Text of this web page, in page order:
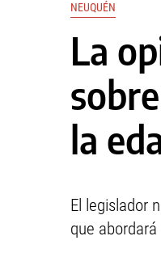
NEUQUÉN
La
la
El legislador
que